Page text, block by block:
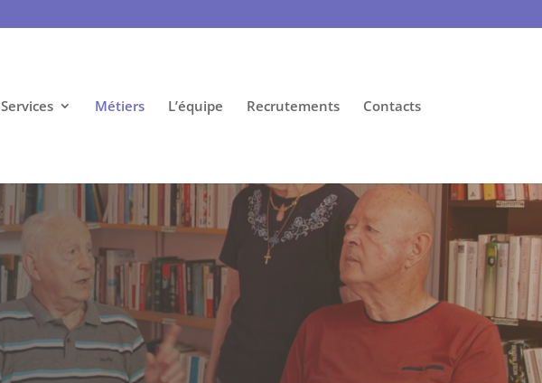
Services Métiers L’équipe Recrutements Contacts